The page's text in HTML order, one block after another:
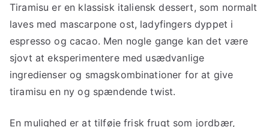
Tiramisu er en klassisk italiensk dessert, som normalt
laves med mascarpone ost, ladyfingers dyppet i
espresso og cacao. Men nogle gange kan det være
sjovt at eksperimentere med usædvanlige
ingredienser og smagskombinationer for at give
tiramisu en ny og spændende twist.
En mulighed er at tilføje frisk frugt som jordbær,